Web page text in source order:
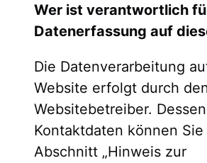
Wer ist verantwortlich
Datenerfassung auf
Die Datenverarbeitung
Website erfolgt durch
Websitebetreiber. Dessen
Kontaktdaten können Sie
Abschnitt „Hinweis zur